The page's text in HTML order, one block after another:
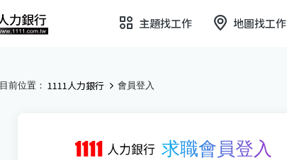
主題找工作 地圖找工作
目前位置： 1111人力銀行 會員登入
求職會員登入